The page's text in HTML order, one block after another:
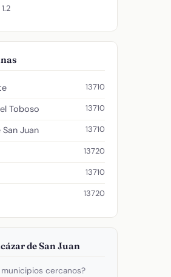
1.2
13710
Toboso 13710
Juan 13710
13720
13710
13720
de San Juan
cercanos?